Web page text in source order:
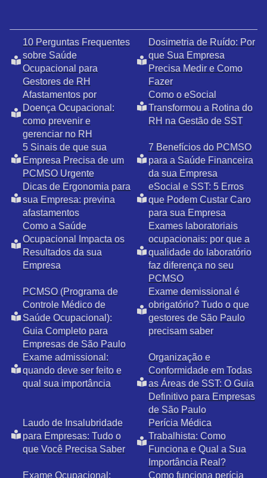
10 Perguntas Frequentes
sobre Saúde
Ocupacional para
Gestores de RH
Dosimetria de Ruído: Por
que Sua Empresa
Precisa Medir e Como
Fazer
Afastamentos por
Doença Ocupacional:
como prevenir e
gerenciar no RH
Como o eSocial
Transformou a Rotina do
RH na Gestão de SST
5 Sinais de que sua
Empresa Precisa de um
PCMSO Urgente
7 Benefícios do PCMSO
para a Saúde Financeira
da sua Empresa
Dicas de Ergonomia para
sua Empresa: previna
afastamentos
eSocial e SST: 5 Erros
que Podem Custar Caro
para sua Empresa
Como a Saúde
Ocupacional Impacta os
Resultados da sua
Empresa
Exames laboratoriais
ocupacionais: por que a
qualidade do laboratório
faz diferença no seu
PCMSO
PCMSO (Programa de
Controle Médico de
Saúde Ocupacional):
Guia Completo para
Empresas de São Paulo
Exame demissional é
obrigatório? Tudo o que
gestores de São Paulo
precisam saber
Exame admissional:
quando deve ser feito e
qual sua importância
Organização e
Conformidade em Todas
as Áreas de SST: O Guia
Definitivo para Empresas
de São Paulo
Laudo de Insalubridade
para Empresas: Tudo o
que Você Precisa Saber
Perícia Médica
Trabalhista: Como
Funciona e Qual a Sua
Importância Real?
Exame Ocupacional:
Como funciona perícia